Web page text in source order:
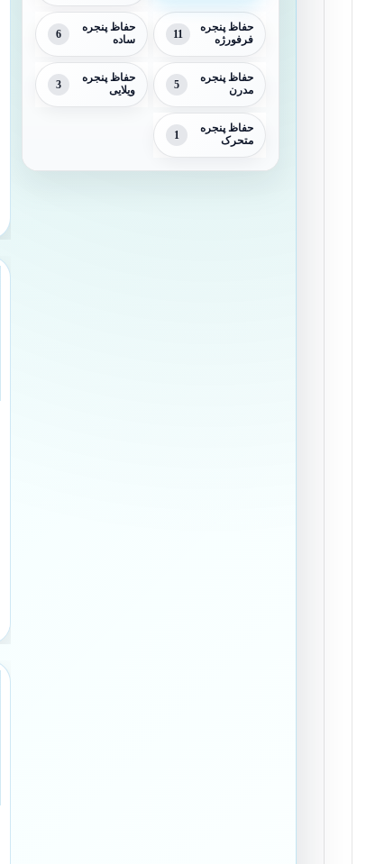
حفاظ پنجره
فرفورژه
11
حفاظ پنجره
ساده
6
حفاظ پنجره
مدرن
5
حفاظ پنجره
ویلایی
3
حفاظ پنجره
متحرک
1